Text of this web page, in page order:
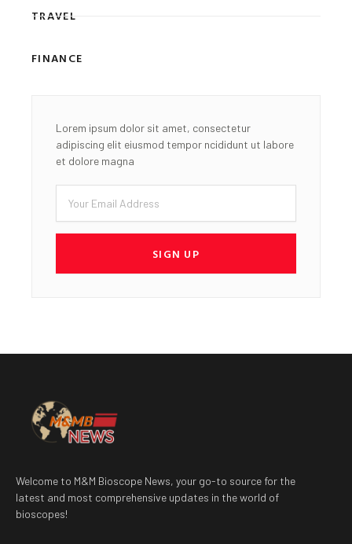
TRAVEL
FINANCE
Lorem ipsum dolor sit amet, consectetur
adipiscing elit eiusmod tempor ncididunt ut labore
et dolore magna
Email
SIGN UP
Welcome to M&M Bioscope News, your go-to source for the
latest and most comprehensive updates in the world of
bioscopes!